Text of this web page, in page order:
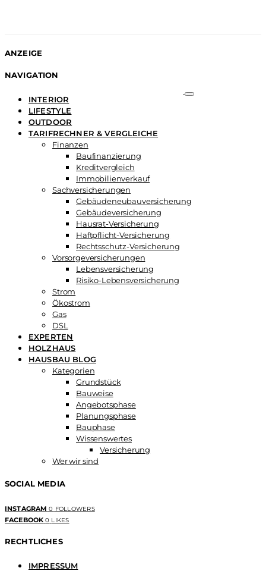
ANZEIGE
NAVIGATION
INTERIOR
LIFESTYLE
OUTDOOR
TARIFRECHNER & VERGLEICHE
Finanzen
Baufinanzierung
Kreditvergleich
Immobilienverkauf
Sachversicherungen
Gebäudeneubauversicherung
Gebäudeversicherung
Hausrat-Versicherung
Haftpflicht-Versicherung
Rechtsschutz-Versicherung
Vorsorgeversicherungen
Lebensversicherung
Risiko-Lebensversicherung
Strom
Ökostrom
Gas
DSL
EXPERTEN
HOLZHAUS
HAUSBAU BLOG
Kategorien
Grundstück
Bauweise
Angebotsphase
Planungsphase
Bauphase
Wissenswertes
Versicherung
Wer wir sind
SOCIAL MEDIA
INSTAGRAM 0 FOLLOWERS
FACEBOOK 0 LIKES
RECHTLICHES
IMPRESSUM